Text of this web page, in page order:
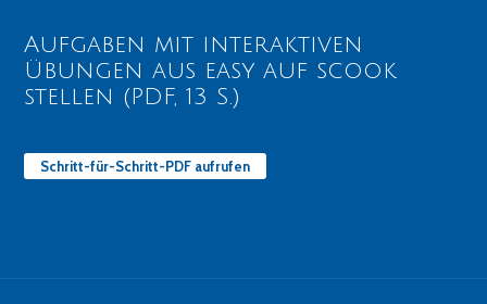
Aufgaben mit interaktiven
Übungen aus easy auf scook
stellen (PDF, 13 S.)
Schritt-für-Schritt-PDF aufrufen